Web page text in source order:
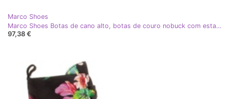
Marco Shoes
Marco Shoes Botas de cano alto, botas de couro nobuck com estampa floral cinza
97,38 €